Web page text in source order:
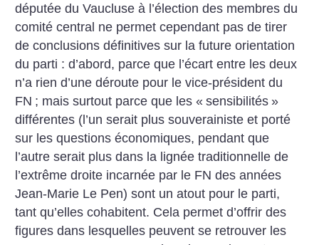
députée du Vaucluse à l’élection des membres du
comité central ne permet cependant pas de tirer
de conclusions définitives sur la future orientation
du parti : d’abord, parce que l’écart entre les deux
n’a rien d’une déroute pour le vice-président du
FN ; mais surtout parce que les « sensibilités »
différentes (l’un serait plus souverainiste et porté
sur les questions économiques, pendant que
l’autre serait plus dans la lignée traditionnelle de
l’extrême droite incarnée par le FN des années
Jean-Marie Le Pen) sont un atout pour le parti,
tant qu’elles cohabitent. Cela permet d’offrir des
figures dans lesquelles peuvent se retrouver les